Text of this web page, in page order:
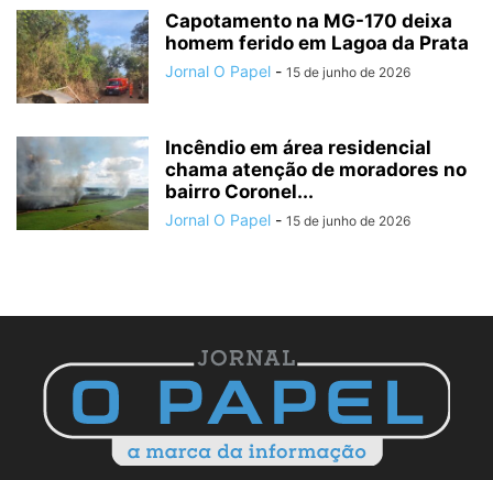
Capotamento na MG-170 deixa
homem ferido em Lagoa da Prata
Jornal O Papel - 15 de junho de 2026
Incêndio em área residencial
chama atenção de moradores no
bairro Coronel...
Jornal O Papel - 15 de junho de 2026